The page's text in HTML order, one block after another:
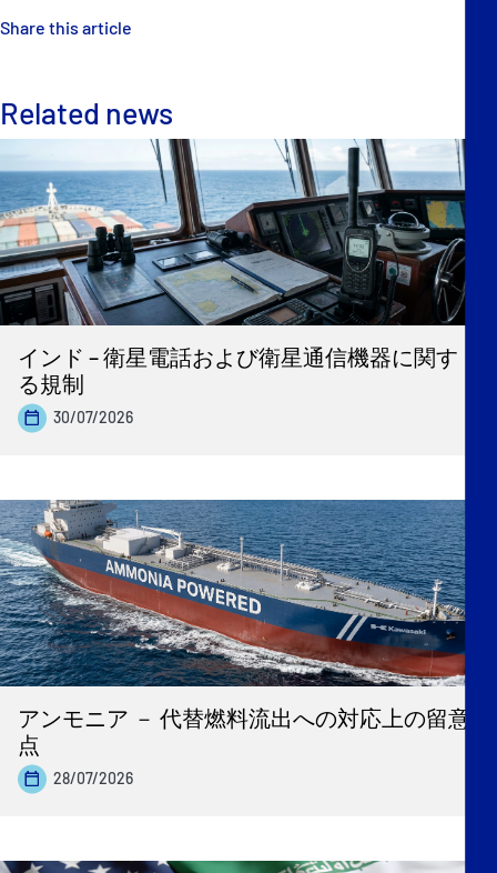
Share this article
Related news
インド – 衛星電話および衛星通信機器に関す
る規制
30/07/2026
アンモニア － 代替燃料流出への対応上の留意
点
28/07/2026